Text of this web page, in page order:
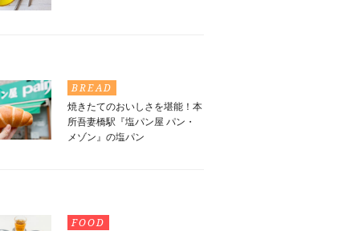
BREAD
焼きたてのおいしさを堪能！本
所吾妻橋駅『塩パン屋 パン・
メゾン』の塩パン
FOOD